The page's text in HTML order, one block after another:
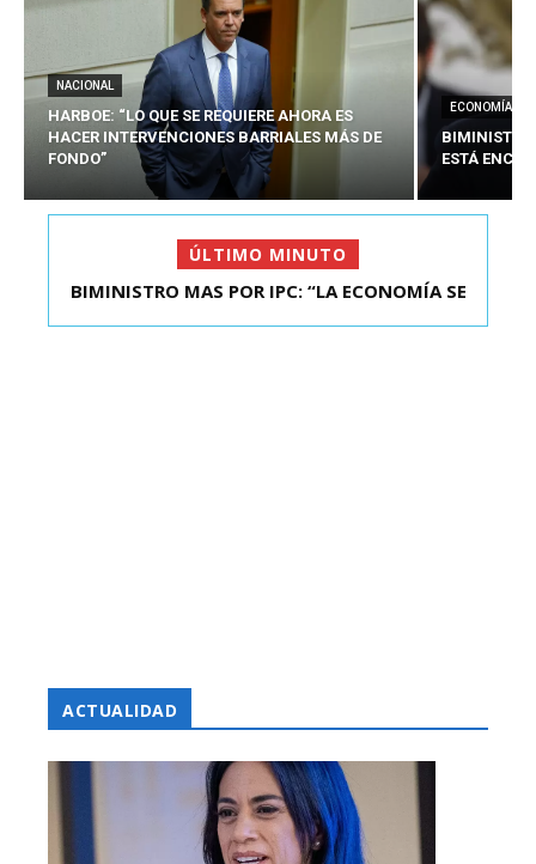
NACIONAL
HARBOE: “LO QUE SE REQUIERE AHORA ES
HACER INTERVENCIONES BARRIALES MÁS DE
FONDO”
ECONOMÍA
BIMINISTRO
ESTÁ
ÚLTIMO MINUTO
KAST SE REUNIÓ CON EL PRESIDENTE ELECTO DE
BIMINISTRO MAS POR IPC: “LA ECONOMÍA SE
ACTUALIDAD